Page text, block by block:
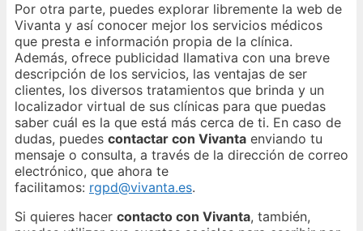
Por otra parte, puedes explorar libremente la web de
Vivanta y así conocer mejor los servicios médicos
que presta e información propia de la clínica.
Además, ofrece publicidad llamativa con una breve
descripción de los servicios, las ventajas de ser
clientes, los diversos tratamientos que brinda y un
localizador virtual de sus clínicas para que puedas
saber cuál es la que está más cerca de ti. En caso de
dudas, puedes contactar con Vivanta enviando tu
mensaje o consulta, a través de la dirección de correo
electrónico, que ahora te
facilitamos: rgpd@vivanta.es.
Si quieres hacer contacto con Vivanta, también,